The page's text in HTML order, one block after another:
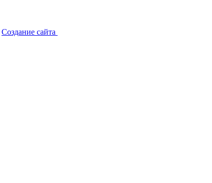
Создание сайта